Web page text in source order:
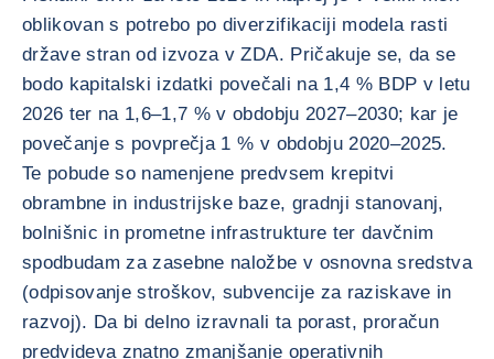
oblikovan s potrebo po diverzifikaciji modela rasti
države stran od izvoza v ZDA. Pričakuje se, da se
bodo kapitalski izdatki povečali na 1,4 % BDP v letu
2026 ter na 1,6–1,7 % v obdobju 2027–2030; kar je
povečanje s povprečja 1 % v obdobju 2020–2025.
Te pobude so namenjene predvsem krepitvi
obrambne in industrijske baze, gradnji stanovanj,
bolnišnic in prometne infrastrukture ter davčnim
spodbudam za zasebne naložbe v osnovna sredstva
(odpisovanje stroškov, subvencije za raziskave in
razvoj). Da bi delno izravnali ta porast, proračun
predvideva znatno zmanjšanje operativnih